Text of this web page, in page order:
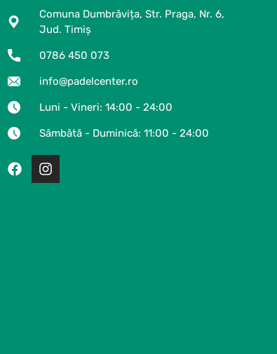
Comuna Dumbrăvița, Str. Praga, Nr. 6,
Jud. Timiș
0786 450 073
info@padelcenter.ro
Luni - Vineri: 14:00 - 24:00
Sâmbătă - Duminică: 11:00 - 24:00